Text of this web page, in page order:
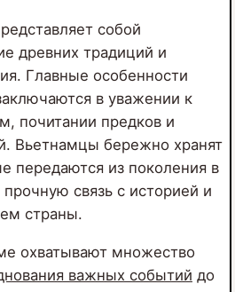
собой
древних традиций и
Главные особенности
в уважении к
почитании предков и
Вьетнамцы бережно хранят
передаются из поколения в
связь с историей и
страны.
охватывают множество
важных событий до